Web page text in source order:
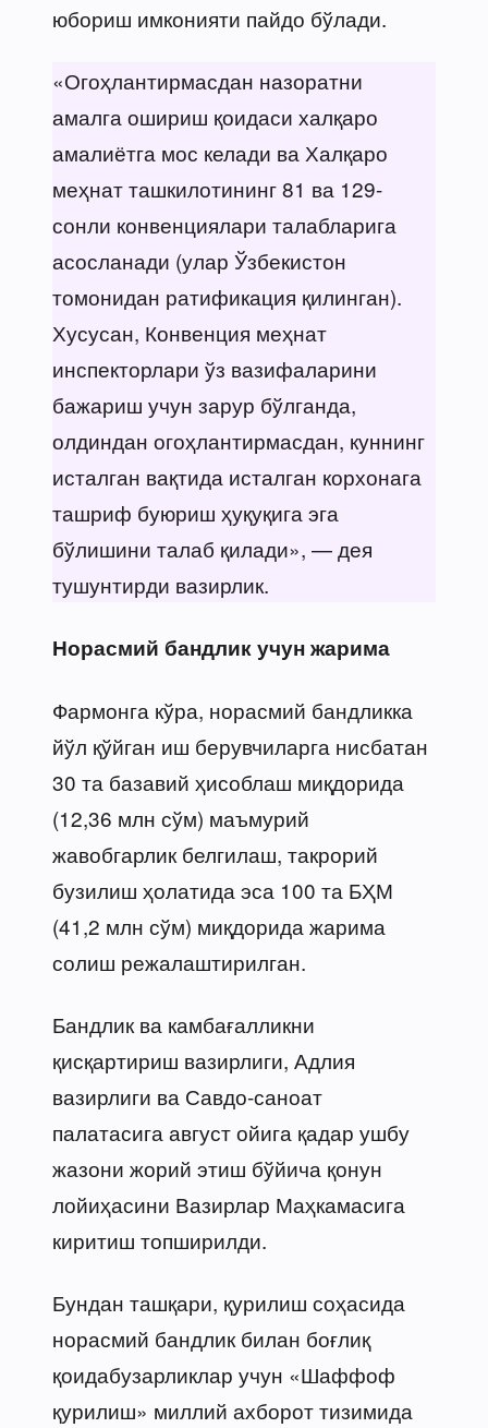
юбориш имконияти пайдо бўлади.
«Огоҳлантирмасдан назоратни
амалга ошириш қоидаси халқаро
амалиётга мос келади ва Халқаро
меҳнат ташкилотининг 81 ва 129-
сонли конвенциялари талабларига
асосланади (улар Ўзбекистон
томонидан ратификация қилинган).
Хусусан, Конвенция меҳнат
инспекторлари ўз вазифаларини
бажариш учун зарур бўлганда,
олдиндан огоҳлантирмасдан, куннинг
исталган вақтида исталган корхонага
ташриф буюриш ҳуқуқига эга
бўлишини талаб қилади», — дея
тушунтирди вазирлик.
Норасмий бандлик учун жарима
Фармонга кўра, норасмий бандликка
йўл қўйган иш берувчиларга нисбатан
30 та базавий ҳисоблаш миқдорида
(12,36 млн сўм) маъмурий
жавобгарлик белгилаш, такрорий
бузилиш ҳолатида эса 100 та БҲМ
(41,2 млн сўм) миқдорида жарима
солиш режалаштирилган.
Бандлик ва камбағалликни
қисқартириш вазирлиги, Адлия
вазирлиги ва Савдо-саноат
палатасига август ойига қадар ушбу
жазони жорий этиш бўйича қонун
лойиҳасини Вазирлар Маҳкамасига
киритиш топширилди.
Бундан ташқари, қурилиш соҳасида
норасмий бандлик билан боғлиқ
қоидабузарликлар учун «Шаффоф
қурилиш» миллий ахборот тизимида